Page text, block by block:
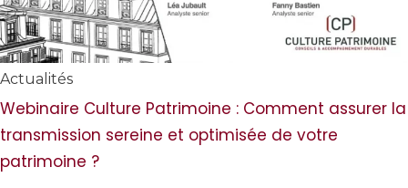
Actualités
Webinaire Culture Patrimoine : Comment assurer la
transmission sereine et optimisée de votre
patrimoine ?